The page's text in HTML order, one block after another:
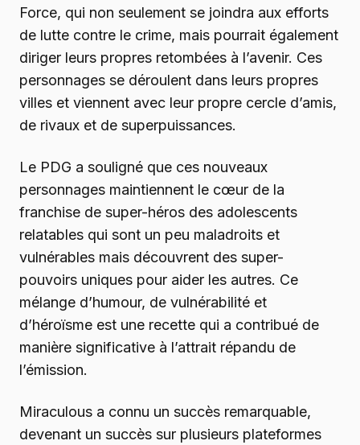
Force, qui non seulement se joindra aux efforts
de lutte contre le crime, mais pourrait également
diriger leurs propres retombées à l’avenir. Ces
personnages se déroulent dans leurs propres
villes et viennent avec leur propre cercle d’amis,
de rivaux et de superpuissances.
Le PDG a souligné que ces nouveaux
personnages maintiennent le cœur de la
franchise de super-héros des adolescents
relatables qui sont un peu maladroits et
vulnérables mais découvrent des super-
pouvoirs uniques pour aider les autres. Ce
mélange d’humour, de vulnérabilité et
d’héroïsme est une recette qui a contribué de
manière significative à l’attrait répandu de
l’émission.
Miraculous a connu un succès remarquable,
devenant un succès sur plusieurs plateformes